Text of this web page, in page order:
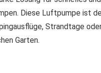
Diese Luftpumpe ist
Strandtage
Garten.